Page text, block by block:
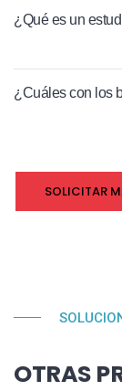
¿Qué es un
¿Cuáles con los
SOLICITAR
OTRAS